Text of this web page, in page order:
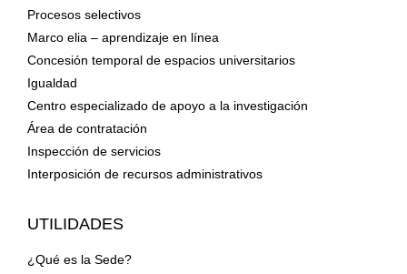
Procesos selectivos
Marco elia – aprendizaje en línea
Concesión temporal de espacios universitarios
Igualdad
Centro especializado de apoyo a la investigación
Área de contratación
Inspección de servicios
Interposición de recursos administrativos
UTILIDADES
¿Qué es la Sede?